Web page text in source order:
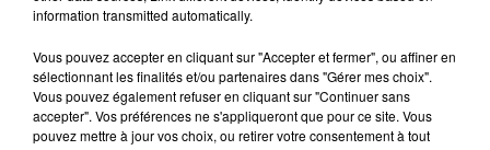
TITRES DIFFUSÉS
17h28
17h28 17h25
17h25 17h22
17h22
information transmitted automatically.
Vous pouvez accepter en cliquant sur "Accepter et fermer", ou affiner en
sélectionnant les finalités et/ou partenaires dans "Gérer mes choix".
Vous pouvez également refuser en cliquant sur "Continuer sans
accepter". Vos préférences ne s'appliqueront que pour ce site. Vous
pouvez mettre à jour vos choix, ou retirer votre consentement à tout